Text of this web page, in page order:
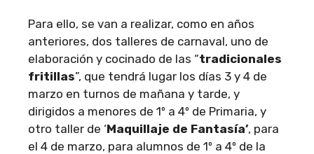
Para ello, se van a realizar, como en años
anteriores, dos talleres de carnaval, uno de
elaboración y cocinado de las “tradicionales
fritillas”, que tendrá lugar los días 3 y 4 de
marzo en turnos de mañana y tarde, y
dirigidos a menores de 1º a 4º de Primaria, y
otro taller de ‘Maquillaje de Fantasía’, para
el 4 de marzo, para alumnos de 1º a 4º de la